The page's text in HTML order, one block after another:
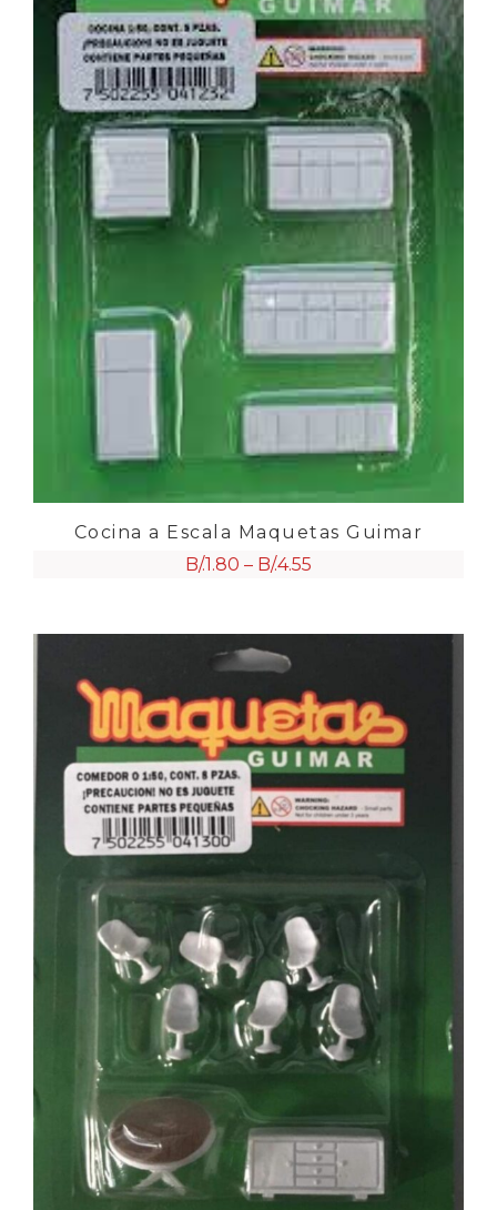
Cocina a Escala Maquetas Guimar
B/.1.80 – B/.4.55